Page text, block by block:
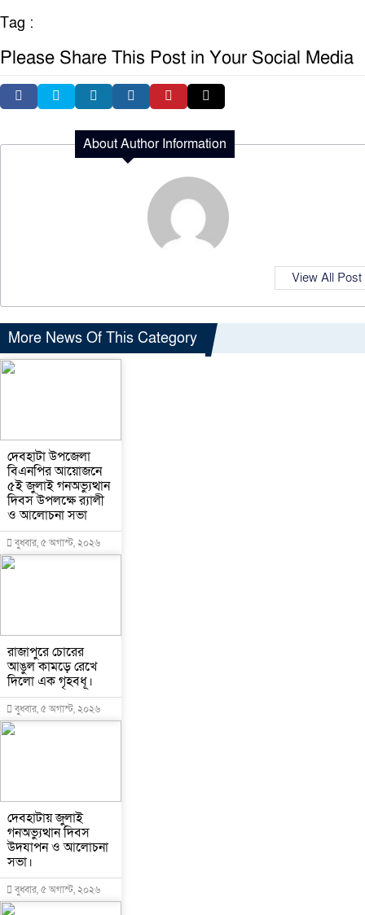
Tag :
Please Share This Post in Your Social Media
About Author Information
View All Post
More News Of This Category
দেবহাটা উপজেলা
বিএনপির আয়োজনে
৫ই জুলাই গনঅভ্যুত্থান
দিবস উপলক্ষে র‍্যালী
ও আলোচনা সভা
বুধবার, ৫ অগাস্ট, ২০২৬
রাজাপুরে চোরের
আঙুল কামড়ে রেখে
দিলো এক গৃহবধূ।
বুধবার, ৫ অগাস্ট, ২০২৬
দেবহাটায় জুলাই
গনঅভ্যুত্থান দিবস
উদযাপন ও আলোচনা
সভা।
বুধবার, ৫ অগাস্ট, ২০২৬